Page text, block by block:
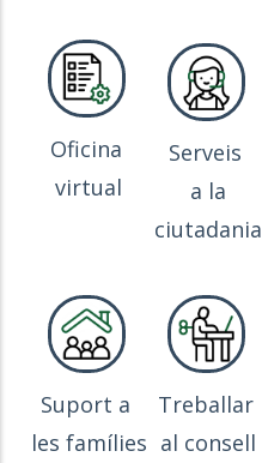
Oficina
virtual
Serveis
a la
ciutadania
Suport a
les famílies
Treballar
al consell